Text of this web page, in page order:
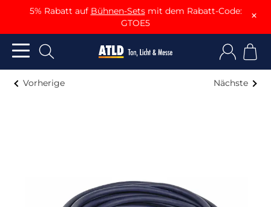
5% Rabatt auf Bühnen-Setsmit dem Rabatt-Code:
GTOE5
×
Vorherige Nächste